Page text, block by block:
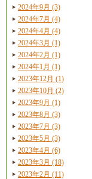
2024年9月 (3)
2024年7月 (4)
2024年4月 (4)
2024年3月 (1)
2024年2月 (1)
2024年1月 (1)
2023年12月 (1)
2023年10月 (2)
2023年9月 (1)
2023年8月 (3)
2023年7月 (3)
2023年5月 (3)
2023年4月 (6)
2023年3月 (18)
2023年2月 (11)